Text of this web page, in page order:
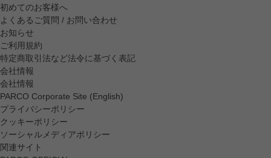
初めてのお客様へ
よくあるご質問 / お問い合わせ
お知らせ
ご利用規約
特定商取引法など法令に基づく表記
会社情報
会社情報
PARCO Corporate Site (English)
プライバシーポリシー
クッキーポリシー
ソーシャルメディアポリシー
関連サイト